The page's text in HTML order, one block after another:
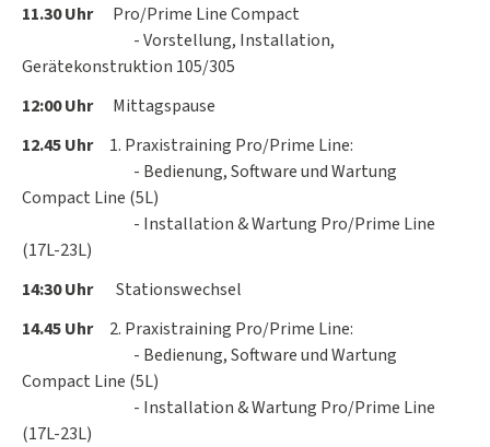
11.30 Uhr Pro/Prime Line Compact
- Vorstellung, Installation,
Gerätekonstruktion 105/305
12:00 Uhr Mittagspause
12.45 Uhr
1. Praxistraining Pro/Prime Line:
- Bedienung, Software und Wartung
Compact Line (5L)
- Installation & Wartung Pro/Prime Line
(17L-23L)
14:30 Uhr Stationswechsel
14.45 Uhr
2. Praxistraining Pro/Prime Line:
- Bedienung, Software und Wartung
Compact Line (5L)
- Installation & Wartung Pro/Prime Line
(17L-23L)